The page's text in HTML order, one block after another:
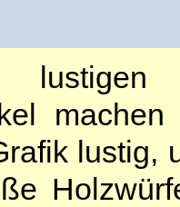
lustig,